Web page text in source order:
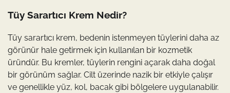
Tüy Sarartıcı Krem Nedir?
Tüy sarartıcı krem, bedenin istenmeyen tüylerini daha az
görünür hale getirmek için kullanılan bir kozmetik
üründür. Bu kremler, tüylerin rengini açarak daha doğal
bir görünüm sağlar. Cilt üzerinde nazik bir etkiyle çalışır
ve genellikle yüz, kol, bacak gibi bölgelere uygulanabilir.